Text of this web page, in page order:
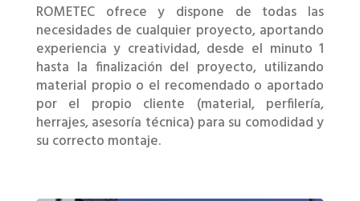
ROMETEC ofrece y dispone de todas las
necesidades de cualquier proyecto, aportando
experiencia y creatividad, desde el minuto 1
hasta la finalización del proyecto, utilizando
material propio o el recomendado o aportado
por el propio cliente (material, perfilería,
herrajes, asesoría técnica) para su comodidad y
su correcto montaje.